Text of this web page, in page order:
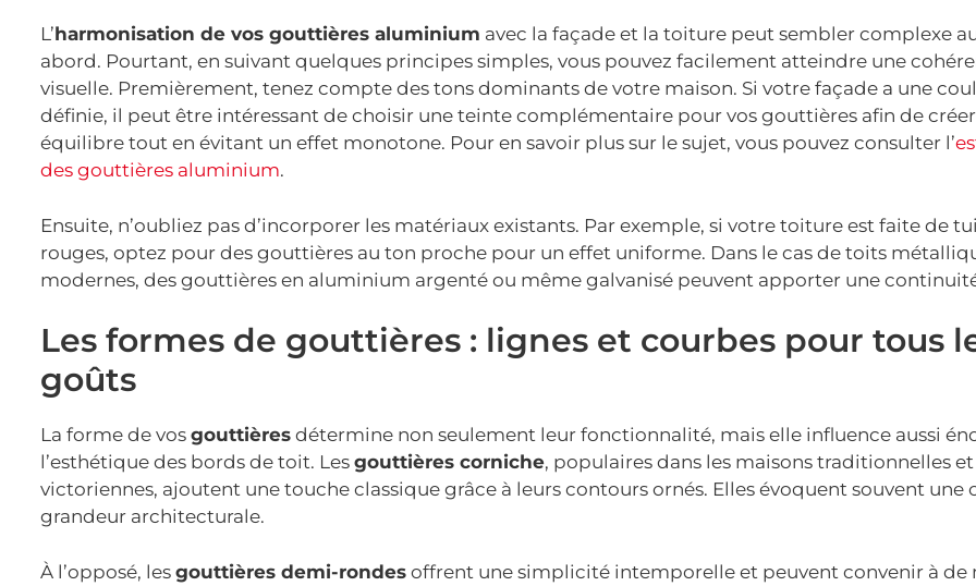
L’harmonisation de vos gouttières aluminium avec la façade et la toiture peut sembler complexe
abord. Pourtant, en suivant quelques principes simples, vous pouvez facilement atteindre une
visuelle. Premièrement, tenez compte des tons dominants de votre maison. Si votre façade a une
définie, il peut être intéressant de choisir une teinte complémentaire pour vos gouttières afin de
équilibre tout en évitant un effet monotone. Pour en savoir plus sur le sujet, vous pouvez consulter l’
des gouttières aluminium.
Ensuite, n’oubliez pas d’incorporer les matériaux existants. Par exemple, si votre toiture est faite de
rouges, optez pour des gouttières au ton proche pour un effet uniforme. Dans le cas de toits
modernes, des gouttières en aluminium argenté ou même galvanisé peuvent apporter une
Les formes de gouttières : lignes et courbes pour tous
goûts
La forme de vos gouttières détermine non seulement leur fonctionnalité, mais elle influence aussi
l’esthétique des bords de toit. Les gouttières corniche, populaires dans les maisons traditionnelles et
victoriennes, ajoutent une touche classique grâce à leurs contours ornés. Elles évoquent souvent une
grandeur architecturale.
À l’opposé, les gouttières demi-rondes offrent une simplicité intemporelle et peuvent convenir à de